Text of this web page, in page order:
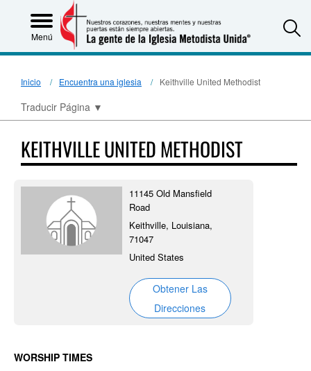
Menú
Inicio Encuentra una iglesia Keithville United Methodist
Traducir Página ▼
KEITHVILLE UNITED METHODIST
11145 Old Mansfield
Road
Keithville, Louisiana,
71047
United States
Obtener Las
Direcciones
WORSHIP TIMES